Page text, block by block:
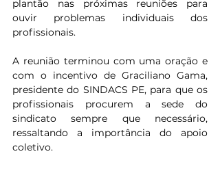
plantão nas próximas reuniões para
ouvir problemas individuais dos
profissionais.
A reunião terminou com uma oração e
com o incentivo de Graciliano Gama,
presidente do SINDACS PE, para que os
profissionais procurem a sede do
sindicato sempre que necessário,
ressaltando a importância do apoio
coletivo.